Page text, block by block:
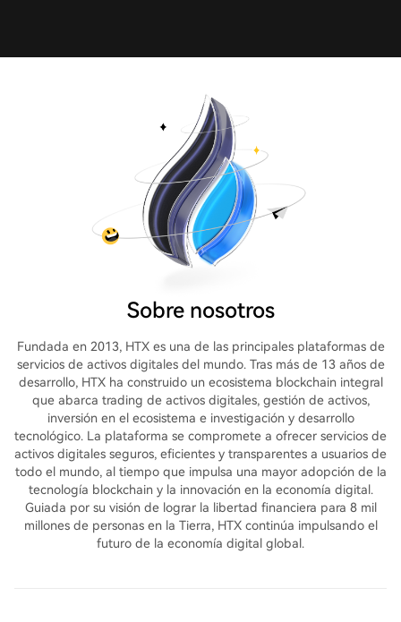
Sobre nosotros
Fundada en 2013, HTX es una de las principales plataformas de
servicios de activos digitales del mundo. Tras más de 13 años de
desarrollo, HTX ha construido un ecosistema blockchain integral
que abarca trading de activos digitales, gestión de activos,
inversión en el ecosistema e investigación y desarrollo
tecnológico. La plataforma se compromete a ofrecer servicios de
activos digitales seguros, eficientes y transparentes a usuarios de
todo el mundo, al tiempo que impulsa una mayor adopción de la
tecnología blockchain y la innovación en la economía digital.
Guiada por su visión de lograr la libertad financiera para 8 mil
millones de personas en la Tierra, HTX continúa impulsando el
futuro de la economía digital global.